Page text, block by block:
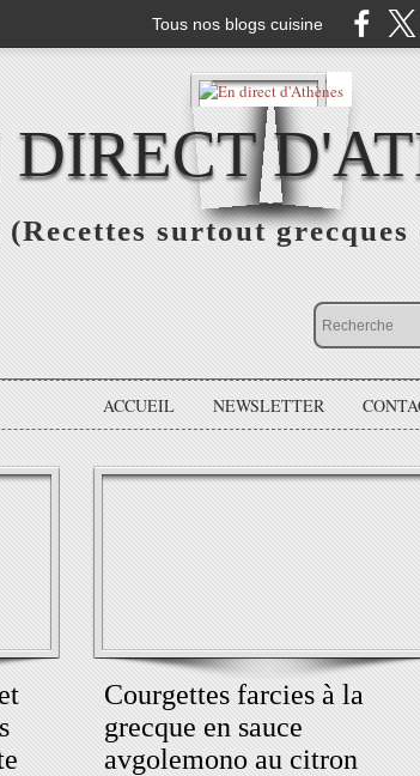
Tous nos blogs cuisine
DIRECT
surtout grecques
ACCUEIL NEWSLETTER
Courgettes farcies à la
grecque en sauce
avgolemono au citron